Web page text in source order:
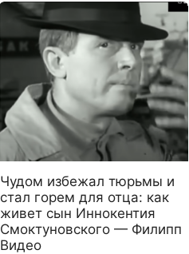
Чудом избежал тюрьмы и
стал горем для отца: как
живет сын Иннокентия
Смоктуновского — Филипп
Видео